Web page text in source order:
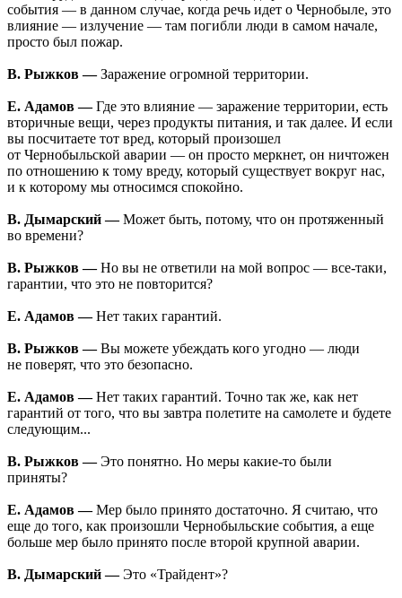
события — в данном случае, когда речь идет о Чернобыле, это
влияние — излучение — там погибли люди в самом начале,
просто был пожар.
В. Рыжков —Заражение огромной территории.
Е. Адамов —Где это влияние — заражение территории, есть
вторичные вещи, через продукты питания, и так далее. И если
вы посчитаете тот вред, который произошел
от Чернобыльской аварии — он просто меркнет, он ничтожен
по отношению к тому вреду, который существует вокруг нас,
и к которому мы относимся спокойно.
В. Дымарский —Может быть, потому, что он протяженный
во времени?
В. Рыжков —Но вы не ответили на мой вопрос — все-таки,
гарантии, что это не повторится?
Е. Адамов —Нет таких гарантий.
В. Рыжков —Вы можете убеждать кого угодно — люди
не поверят, что это безопасно.
Е. Адамов —Нет таких гарантий. Точно так же, как нет
гарантий от того, что вы завтра полетите на самолете и будете
следующим...
В. Рыжков —Это понятно. Но меры какие-то были
приняты?
Е. Адамов —Мер было принято достаточно. Я считаю, что
еще до того, как произошли Чернобыльские события, а еще
больше мер было принято после второй крупной аварии.
В. Дымарский —Это «Трайдент»?